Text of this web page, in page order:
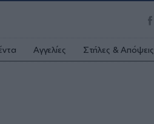
Αγγελίες Στήλες & Απόψεις